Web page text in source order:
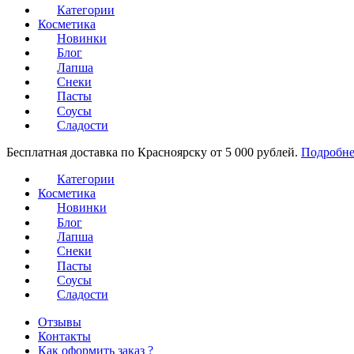
Категории
Косметика
Новинки
Блог
Лапша
Снеки
Пасты
Соусы
Сладости
Бесплатная доставка по Красноярску от 5 000 рублей.
Категории
Косметика
Новинки
Блог
Лапша
Снеки
Пасты
Соусы
Сладости
Отзывы
Контакты
Как оформить заказ ?